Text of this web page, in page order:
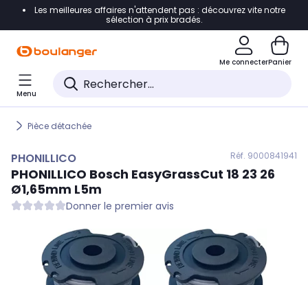
Accéder directement à la navigation
Accéder directement au pied de page
Accéder directement au chatbot
Les meilleures affaires n'attendent pas : découvrez vite notre
sélection à prix bradés.
Me connecterPanier
Menu
Pièce détachée
PHONILLICO Réf. 9000841941
PHONILLICO Bosch EasyGrassCut 18 23 26
Ø1,65mm L5m
Donner le premier avis